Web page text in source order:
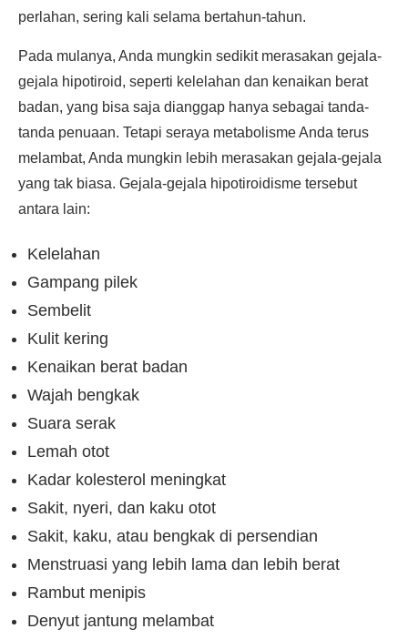
perlahan, sering kali selama bertahun-tahun.
Pada mulanya, Anda mungkin sedikit merasakan gejala-
gejala hipotiroid, seperti kelelahan dan kenaikan berat
badan, yang bisa saja dianggap hanya sebagai tanda-
tanda penuaan. Tetapi seraya metabolisme Anda terus
melambat, Anda mungkin lebih merasakan gejala-gejala
yang tak biasa. Gejala-gejala hipotiroidisme tersebut
antara lain:
Kelelahan
Gampang pilek
Sembelit
Kulit kering
Kenaikan berat badan
Wajah bengkak
Suara serak
Lemah otot
Kadar kolesterol meningkat
Sakit, nyeri, dan kaku otot
Sakit, kaku, atau bengkak di persendian
Menstruasi yang lebih lama dan lebih berat
Rambut menipis
Denyut jantung melambat